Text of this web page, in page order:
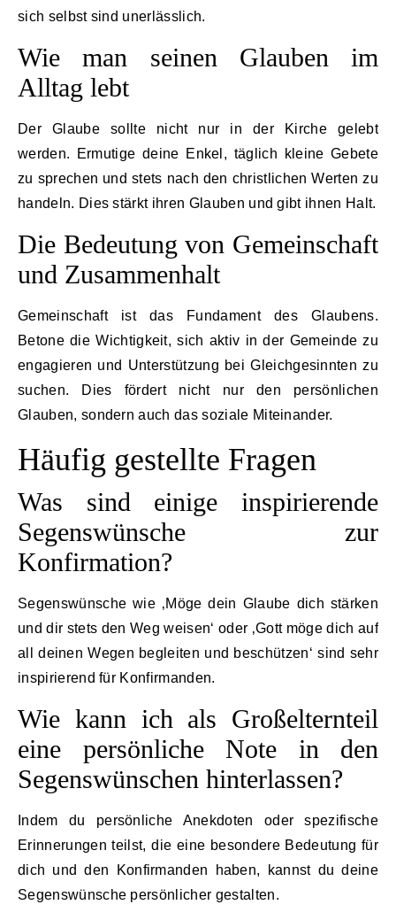
sich selbst sind unerlässlich.
Wie man seinen Glauben im
Alltag lebt
Der Glaube sollte nicht nur in der Kirche gelebt
werden. Ermutige deine Enkel, täglich kleine Gebete
zu sprechen und stets nach den christlichen Werten zu
handeln. Dies stärkt ihren Glauben und gibt ihnen Halt.
Die Bedeutung von Gemeinschaft
und Zusammenhalt
Gemeinschaft ist das Fundament des Glaubens.
Betone die Wichtigkeit, sich aktiv in der Gemeinde zu
engagieren und Unterstützung bei Gleichgesinnten zu
suchen. Dies fördert nicht nur den persönlichen
Glauben, sondern auch das soziale Miteinander.
Häufig gestellte Fragen
Was sind einige inspirierende
Segenswünsche zur
Konfirmation?
Segenswünsche wie ‚Möge dein Glaube dich stärken
und dir stets den Weg weisen‘ oder ‚Gott möge dich auf
all deinen Wegen begleiten und beschützen‘ sind sehr
inspirierend für Konfirmanden.
Wie kann ich als Großelternteil
eine persönliche Note in den
Segenswünschen hinterlassen?
Indem du persönliche Anekdoten oder spezifische
Erinnerungen teilst, die eine besondere Bedeutung für
dich und den Konfirmanden haben, kannst du deine
Segenswünsche persönlicher gestalten.